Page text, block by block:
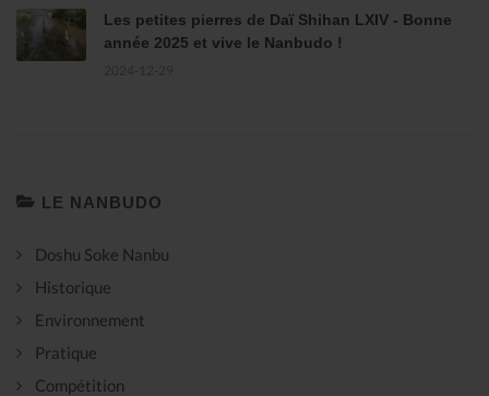
Les petites pierres de Daï Shihan LXIV - Bonne
année 2025 et vive le Nanbudo !
LE NANBUDO
Doshu Soke Nanbu
Historique
Environnement
Pratique
Compétition